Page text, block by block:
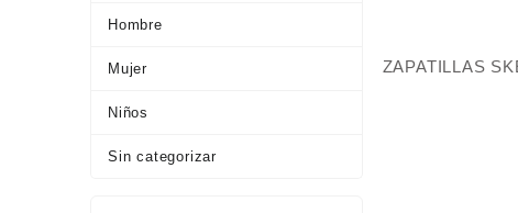
Hombre
Mujer
Niños
Sin categorizar
ZAPATILLAS